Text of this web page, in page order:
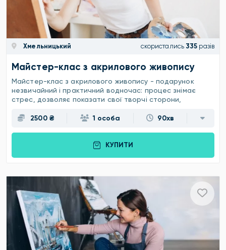
Хмельницький скористались 335 разів
Майстер-клас з акрилового живопису
Майстер-клас з акрилового живопису - подарунок
незвичайний і практичний водночас: процес знімає
стрес, дозволяє показати свої творчі сторони,
2500 ₴ 1 особа 90хв
КУПИТИ